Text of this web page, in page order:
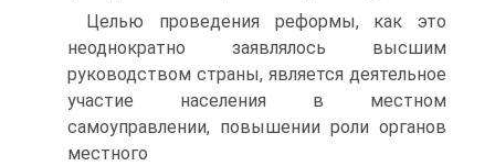
Целью проведения реформы, как это
неоднократно заявлялось высшим
руководством страны, является деятельное
участие населения в местном
самоуправлении, повышении роли органов
местного